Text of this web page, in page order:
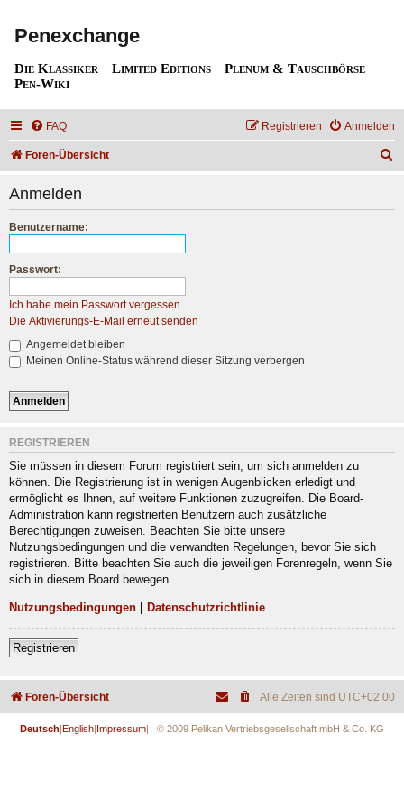
Penexchange
Die Klassiker Limited Editions
Plenum & Tauschbörse
Pen-Wiki
FAQ Anmelden
Registrieren
Foren-Übersicht
Anmelden
Benutzername:
Passwort:
Ich habe mein Passwort vergessen
Die Aktivierungs-E-Mail erneut senden
Angemeldet bleiben
Meinen Online-Status während dieser Sitzung verbergen
REGISTRIEREN
Sie müssen in diesem Forum registriert sein, um sich anmelden zu
können. Die Registrierung ist in wenigen Augenblicken erledigt und
ermöglicht es Ihnen, auf weitere Funktionen zuzugreifen. Die Board-
Administration kann registrierten Benutzern auch zusätzliche
Berechtigungen zuweisen. Beachten Sie bitte unsere
Nutzungsbedingungen und die verwandten Regelungen, bevor Sie sich
registrieren. Bitte beachten Sie auch die jeweiligen Forenregeln, wenn Sie
sich in diesem Board bewegen.
Nutzungsbedingungen Datenschutzrichtlinie
Registrieren
Foren-Übersicht Alle Zeiten sind UTC+02:00
Deutsch English Impressum | © 2009 Pelikan Vertriebsgesellschaft mbH & Co. KG